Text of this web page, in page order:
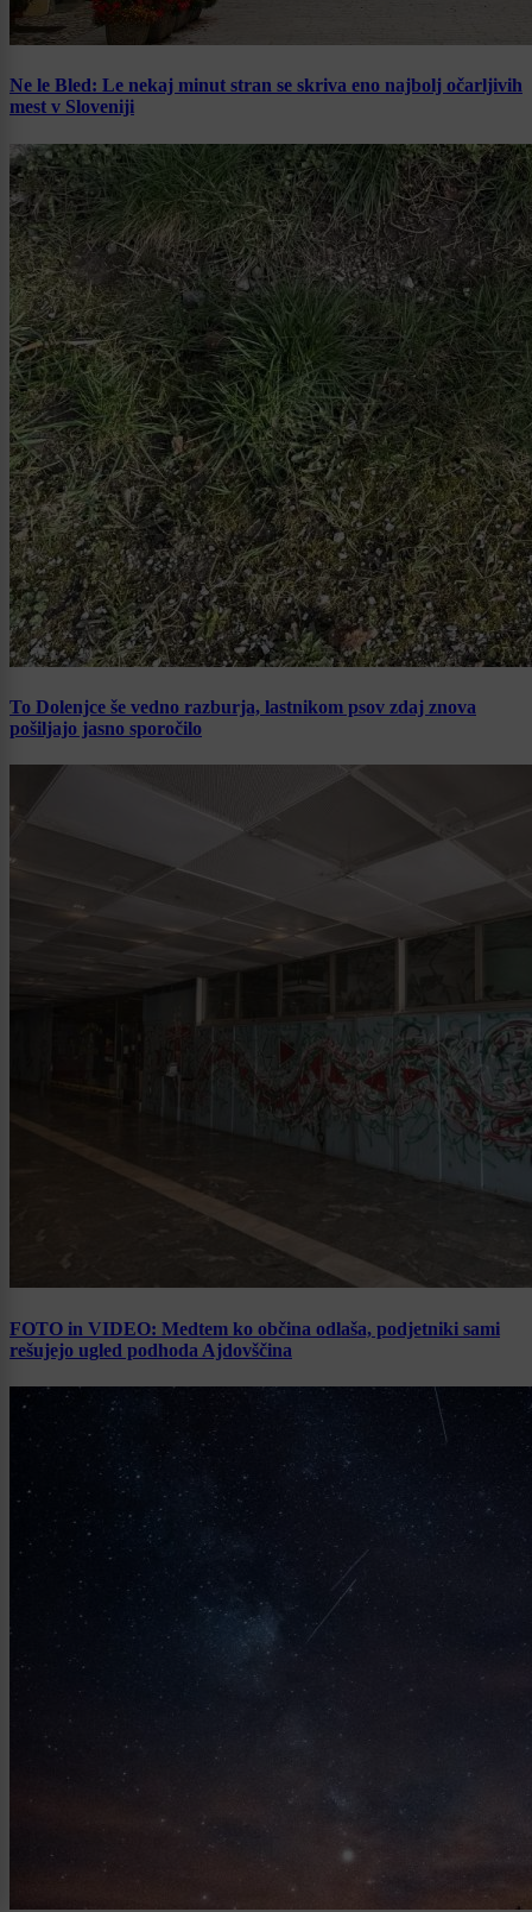
Ne le Bled: Le nekaj minut stran se skriva eno najbolj očarljivih
mest v Sloveniji
To Dolenjce še vedno razburja, lastnikom psov zdaj znova
pošiljajo jasno sporočilo
FOTO in VIDEO: Medtem ko občina odlaša, podjetniki sami
rešujejo ugled podhoda Ajdovščina